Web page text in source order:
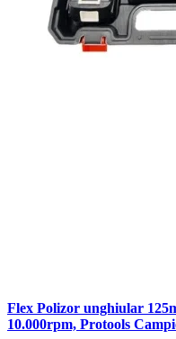
Flex Polizor unghiular
10.000rpm, Protools